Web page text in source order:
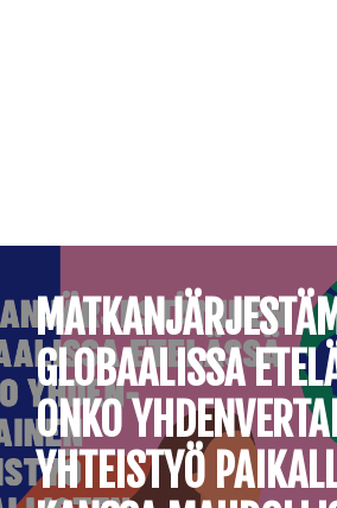
GLOBAALISSA
ONKO
YHTEISTYÖ